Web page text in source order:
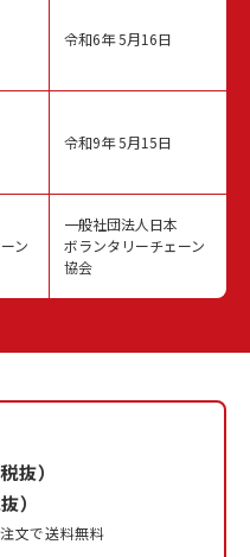
ン
令和6年 5月16日
令和9年 5月15日
一般社団法人日本
ボランタリーチェーン
協会
抜）
）
文で送料無料